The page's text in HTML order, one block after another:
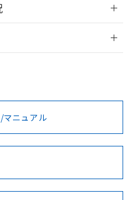
会員登録
だく前に、以下を必ずお読
BV型式承認
（フランス
KR型式
（韓国
No No
マニュアル
ストについて、当社
利用者が、当社の製
するお客様との取
範囲で利用すること
載されている法人を
ンロード
ウンロードするこ
タル酸エステル類４
了までの期間は出
することから備考